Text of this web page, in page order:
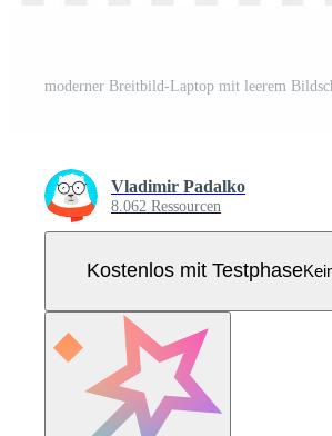
Vladimir Padalko
8.062 Ressourcen
Kostenlos mit Testphase